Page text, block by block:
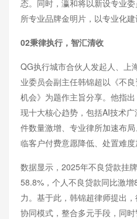
态。同时，瀛和将以新设专业
所专业品牌金明片，以专业化建
02秉律执行，智汇清收
QG执行城市合伙人发起人、上
业委员会副主任韩锦超以《不
机会》为题作主旨分享。他指
现十大核心趋势，包括AI技术
件数量激增、专业律所加速布
临客户付费意愿降低、处置难度
数据显示，2025年不良贷款挂
58.8%，个人不良贷款同比激
力。基于此，韩锦超律师提出
协同模式，整合多元手段，同